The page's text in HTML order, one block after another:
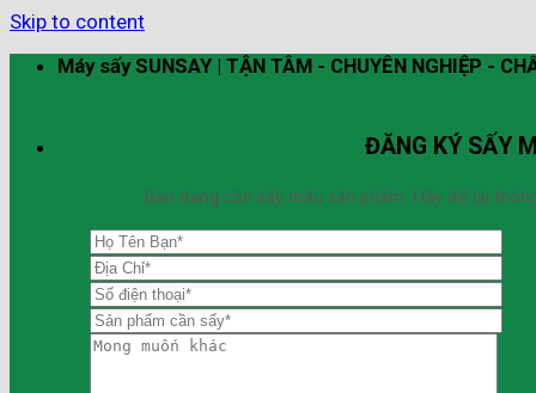
Skip to content
Máy sấy SUNSAY | TẬN TÂM - CHUYÊN NGHIỆP -
ĐĂNG KÝ SẤY
Bạn đang cần sấy mẫu sản phẩm. Hãy để lại